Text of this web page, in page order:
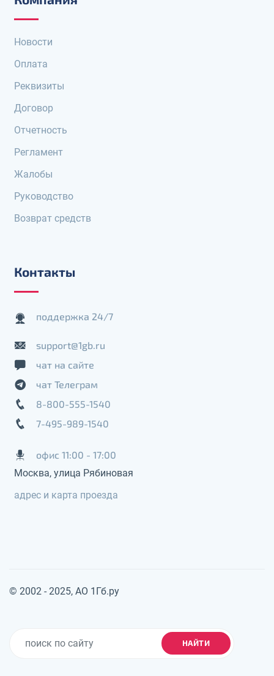
Новости
Оплата
Реквизиты
Договор
Отчетность
Регламент
Жалобы
Руководство
Возврат средств
Контакты
поддержка 24/7
support@1gb.ru
чат на сайте
чат Телеграм
8-800-555-1540
7-495-989-1540
офис 11:00 - 17:00
Москва, улица Рябиновая
адрес и карта проезда
© 2002 - 2025, АО 1Гб.ру
НАЙТИ